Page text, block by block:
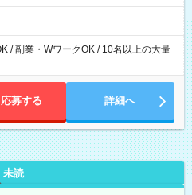
/ 副業・WワークOK / 10名以上の大量
応募する 詳細へ
未読